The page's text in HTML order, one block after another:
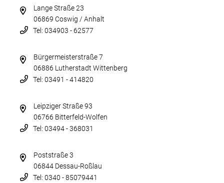
Lange Straße 23
06869 Coswig / Anhalt
Tel: 034903 - 62577
Bürgermeisterstraße 7
06886 Lutherstadt Wittenberg
Tel: 03491 - 414820
Leipziger Straße 93
06766 Bitterfeld-Wolfen
Tel: 03494 - 368031
Poststraße 3
06844 Dessau-Roßlau
Tel: 0340 - 85079441